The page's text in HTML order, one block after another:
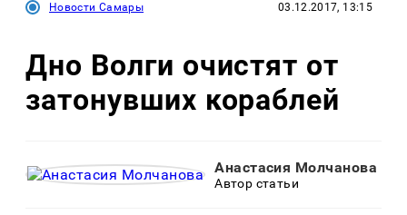
Новости Самары 03.12.2017, 13:15
Дно Волги очистят от
затонувших кораблей
Анастасия Молчанова
Автор статьи